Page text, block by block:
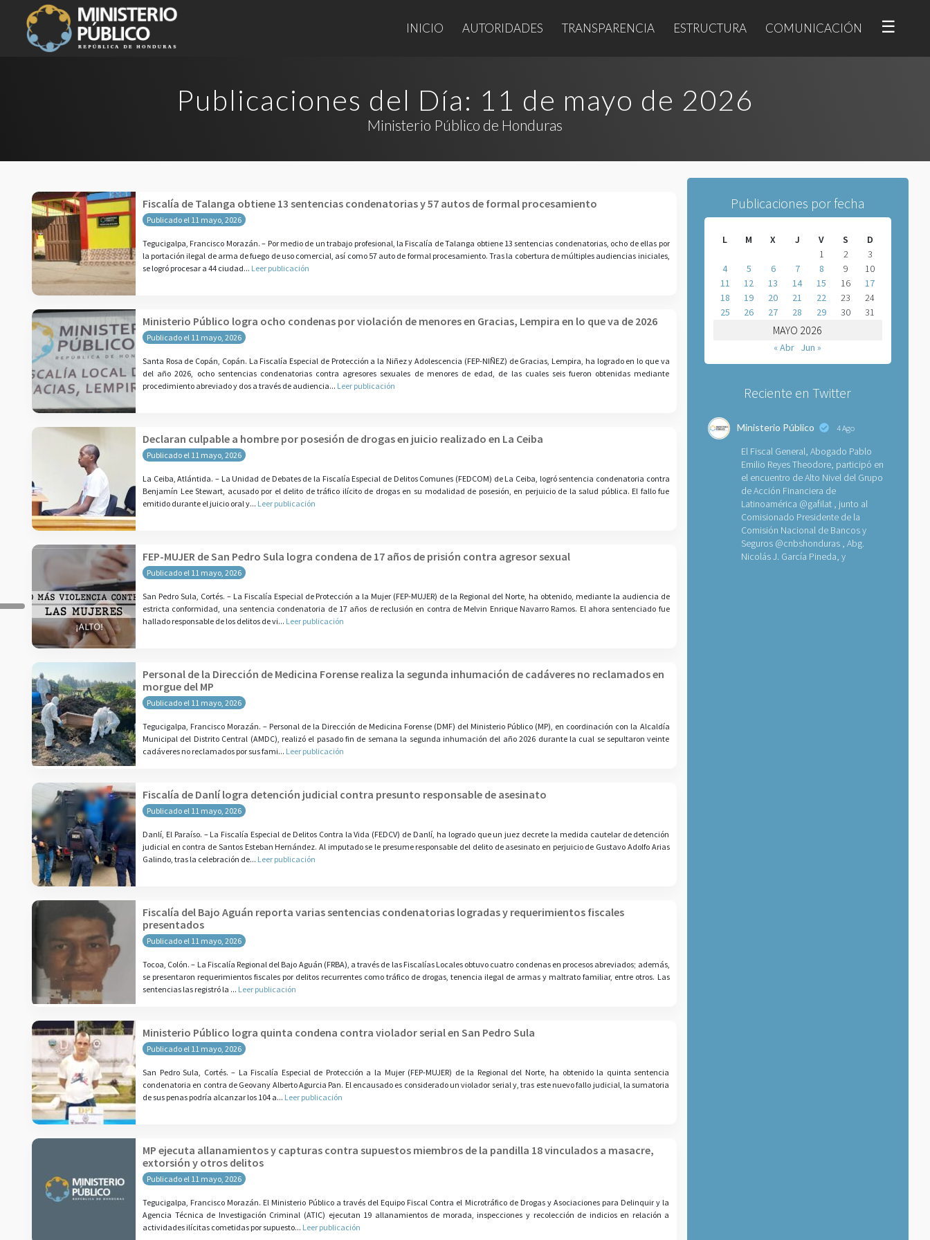
INICIO AUTORIDADES TRANSPARENCIA ESTRUCTURA COMUNICACIÓN ☰
Publicaciones del Día: 11 de mayo de 2026
Ministerio Público de Honduras
Fiscalía de Talanga obtiene 13 sentencias condenatorias y 57 autos de formal procesamiento
Publicado el 11 mayo, 2026
Tegucigalpa, Francisco Morazán. – Por medio de un trabajo profesional, la Fiscalía de Talanga obtiene 13 sentencias condenatorias, ocho de ellas por
la portación ilegal de arma de fuego de uso comercial, así como 57 auto de formal procesamiento. Tras la cobertura de múltiples audiencias iniciales,
se logró procesar a 44 ciudad... Leer publicación
Ministerio Público logra ocho condenas por violación de menores en Gracias, Lempira en lo que va de 2026
Publicado el 11 mayo, 2026
Santa Rosa de Copán, Copán. La Fiscalía Especial de Protección a la Niñez y Adolescencia (FEP-NIÑEZ) de Gracias, Lempira, ha logrado en lo que va
del año 2026, ocho sentencias condenatorias contra agresores sexuales de menores de edad, de las cuales seis fueron obtenidas mediante
procedimiento abreviado y dos a través de audiencia... Leer publicación
Declaran culpable a hombre por posesión de drogas en juicio realizado en La Ceiba
Publicado el 11 mayo, 2026
La Ceiba, Atlántida. – La Unidad de Debates de la Fiscalía Especial de Delitos Comunes (FEDCOM) de La Ceiba, logró sentencia condenatoria contra
Benjamín Lee Stewart, acusado por el delito de tráfico ilícito de drogas en su modalidad de posesión, en perjuicio de la salud pública. El fallo fue
emitido durante el juicio oral y... Leer publicación
FEP-MUJER de San Pedro Sula logra condena de 17 años de prisión contra agresor sexual
Publicado el 11 mayo, 2026
San Pedro Sula, Cortés. – La Fiscalía Especial de Protección a la Mujer (FEP-MUJER) de la Regional del Norte, ha obtenido, mediante la audiencia de
estricta conformidad, una sentencia condenatoria de 17 años de reclusión en contra de Melvin Enrique Navarro Ramos. El ahora sentenciado fue
hallado responsable de los delitos de vi... Leer publicación
Personal de la Dirección de Medicina Forense realiza la segunda inhumación de cadáveres no reclamados en
morgue del MP
Publicado el 11 mayo, 2026
Tegucigalpa, Francisco Morazán. – Personal de la Dirección de Medicina Forense (DMF) del Ministerio Público (MP), en coordinación con la Alcaldía
Municipal del Distrito Central (AMDC), realizó el pasado fin de semana la segunda inhumación del año 2026 durante la cual se sepultaron veinte
cadáveres no reclamados por sus fami... Leer publicación
Fiscalía de Danlí logra detención judicial contra presunto responsable de asesinato
Publicado el 11 mayo, 2026
Danlí, El Paraíso. – La Fiscalía Especial de Delitos Contra la Vida (FEDCV) de Danlí, ha logrado que un juez decrete la medida cautelar de detención
judicial en contra de Santos Esteban Hernández. Al imputado se le presume responsable del delito de asesinato en perjuicio de Gustavo Adolfo Arias
Galindo, tras la celebración de... Leer publicación
Fiscalía del Bajo Aguán reporta varias sentencias condenatorias logradas y requerimientos fiscales
presentados
Publicado el 11 mayo, 2026
Tocoa, Colón. – La Fiscalía Regional del Bajo Aguán (FRBA), a través de las Fiscalías Locales obtuvo cuatro condenas en procesos abreviados; además,
se presentaron requerimientos fiscales por delitos recurrentes como tráfico de drogas, tenencia ilegal de armas y maltrato familiar, entre otros. Las
sentencias las registró la ... Leer publicación
Ministerio Público logra quinta condena contra violador serial en San Pedro Sula
Publicado el 11 mayo, 2026
San Pedro Sula, Cortés. – La Fiscalía Especial de Protección a la Mujer (FEP-MUJER) de la Regional del Norte, ha obtenido la quinta sentencia
condenatoria en contra de Geovany Alberto Agurcia Pan. El encausado es considerado un violador serial y, tras este nuevo fallo judicial, la sumatoria
de sus penas podría alcanzar los 104 a... Leer publicación
MP ejecuta allanamientos y capturas contra supuestos miembros de la pandilla 18 vinculados a masacre,
extorsión y otros delitos
Publicado el 11 mayo, 2026
Tegucigalpa, Francisco Morazán. El Ministerio Público a través del Equipo Fiscal Contra el Microtráfico de Drogas y Asociaciones para Delinquir y la
Agencia Técnica de Investigación Criminal (ATIC) ejecutan 19 allanamientos de morada, inspecciones y recolección de indicios en relación a
actividades ilícitas cometidas por supuesto... Leer publicación
Publicaciones por fecha
MAYO 2026
L M X J V S
D
1
2
3
4
5 6 7 8 9
10
11
12 13 14 15 16
17
18
19 20 21 22 23
24
25
26 27 28 29 30 31
« Abr Jun »
Reciente en Twitter
Ministerio Público 4 Ago
El Fiscal General, Abogado Pablo
Emilio Reyes Theodore, participó en
el encuentro de Alto Nivel del Grupo
de Acción Financiera de
Latinoamérica @gafilat, junto al
Comisionado Presidente de la
Comisión Nacional de Bancos y
Seguros @cnbshonduras, Abg.
Nicolás J. García Pineda, y